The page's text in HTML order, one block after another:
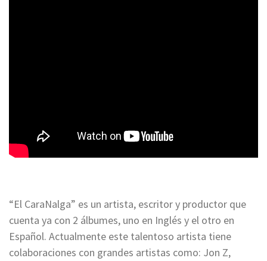
“El CaraNalga” es un artista, escritor y productor que
cuenta ya con 2 álbumes, uno en Inglés y el otro en
Español. Actualmente este talentoso artista tiene
colaboraciones con grandes artistas como: Jon Z,